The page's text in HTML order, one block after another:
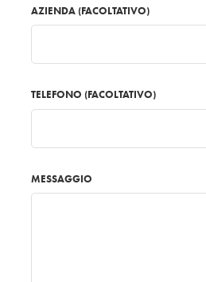
AZIENDA (FACOLTATIVO)
TELEFONO (FACOLTATIVO)
MESSAGGIO